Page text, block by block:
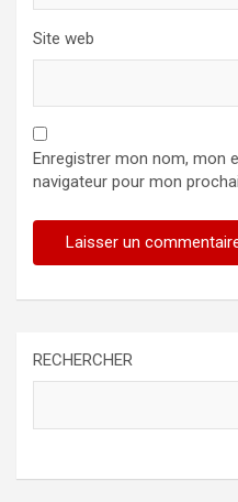
Site web
Enregistrer mon nom, mon
navigateur pour mon
RECHERCHER